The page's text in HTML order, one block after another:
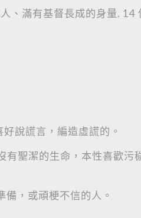
、滿有基督長成的身量.
說謊言，編造虛謊的。
聖潔的生命，本性喜歡污
，或頑梗不信的人。